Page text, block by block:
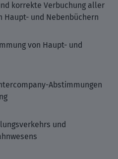
korrekte Verbuchung aller
Haupt- und Nebenbüchern
von Haupt- und
Abstimmungen
und